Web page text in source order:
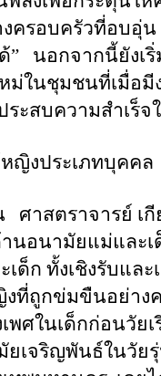
งครอบครัวที่อบอุ่
”
นอกจากนี้ยังเ
ม่ในชุมชนที่เมื่อ
ะสบความสำเร็
หญิงประเภทบุคคล
ศาสตราจารย์ เ
นอนามัยแม่และเ
ก ทั้งเชิงรับและ
ที่ถูกข่มขืนอย่างค
พศในเด็กก่อนวัย
เจริญพันธ์ในวัย